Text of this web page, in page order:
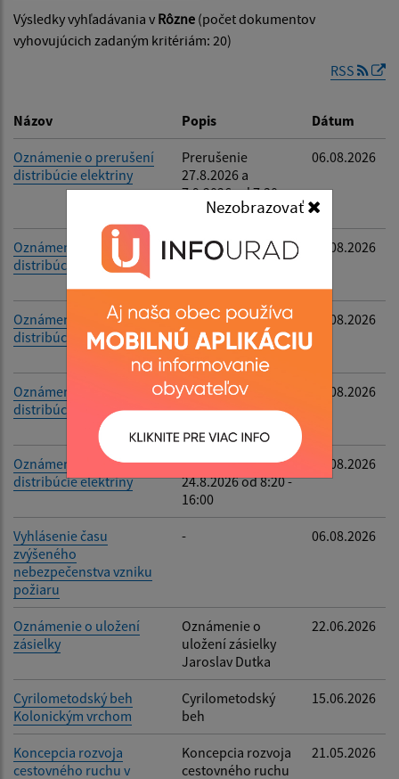
Nezobrazovať
Dátum zverejnenia od:
Filtrovať
Výsledky vyhľadávania v Rôzne (počet dokumentov
vyhovujúcich zadaným kritériám: 20)
RSS
Názov Popis Dátum
Oznámenie o prerušení
distribúcie elektriny
Prerušenie
27.8.2026 a
7.9.2026 od 7:30 -
17:30
06.08.2026
Oznámenie o prerušení
distribúcie elektriny
Prerušenie
27.8.2026 od 7:30 -
06.08.2026
Oznámenie o prerušení
distribúcie elektriny
Prerušenie
25.8.2026 od 8:20 -
16:00
06.08.2026
Oznámenie o prerušení
distribúcie elektriny
Prerušenie
24.8.2026 od 8:20 -
06.08.2026
Oznámenie o prerušení
distribúcie elektriny
Prerušenie
24.8.2026 od 8:20 -
16:00
06.08.2026
Vyhlásenie času
zvýšeného
nebezpečenstva vzniku
požiaru
- 06.08.2026
Oznámenie o uložení
zásielky
Oznámenie o
uložení zásielky
Jaroslav Dutka
22.06.2026
Cyrilometodský beh
Kolonickým vrchom
Cyrilometodský
beh
15.06.2026
Koncepcia rozvoja
cestovného ruchu v
Koncepcia rozvoja
cestovného ruchu
21.05.2026